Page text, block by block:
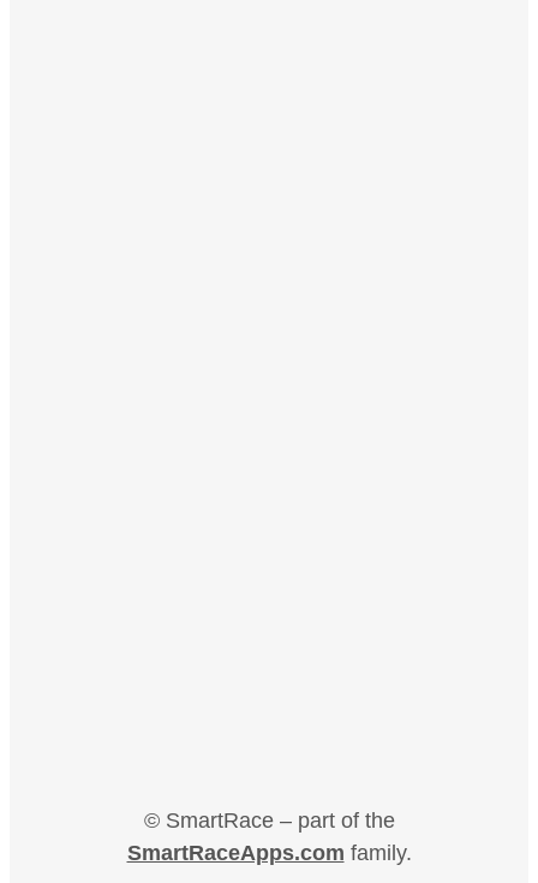
© SmartRace – part of the
SmartRaceApps.com family.